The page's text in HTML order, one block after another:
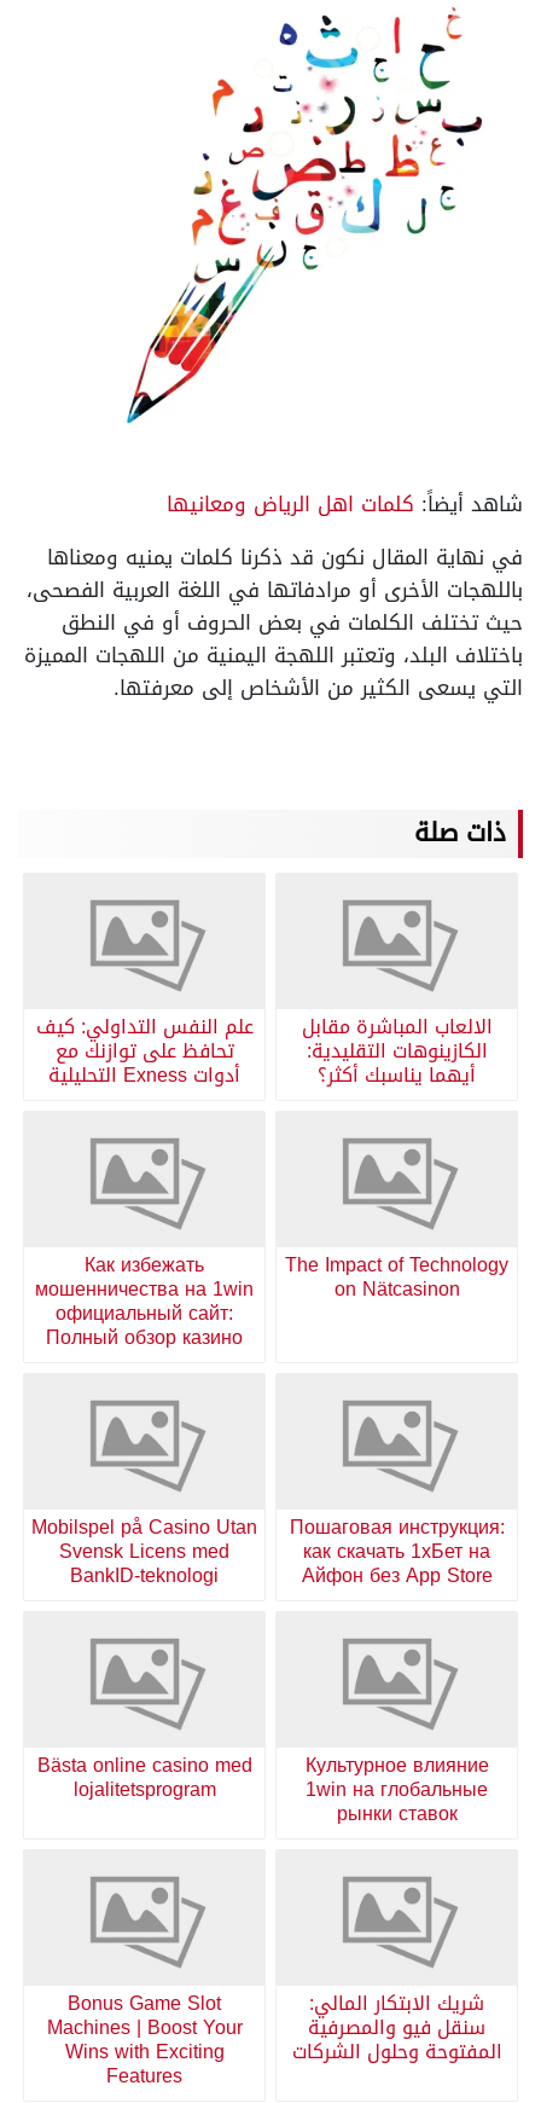
شاهد أيضاً: كلمات اهل الرياض ومعانيها
في نهاية المقال نكون قد ذكرنا كلمات يمنيه ومعناها
باللهجات الأخرى أو مرادفاتها في اللغة العربية الفصحى،
حيث تختلف الكلمات في بعض الحروف أو في النطق
باختلاف البلد، وتعتبر اللهجة اليمنية من اللهجات المميزة
التي يسعى الكثير من الأشخاص إلى معرفتها.
ذات صلة
الالعاب المباشرة مقابل
الكازينوهات التقليدية:
أيهما يناسبك أكثر؟
علم النفس التداولي: كيف
تحافظ على توازنك مع
أدوات Exness التحليلية
The Impact of Technology
on Nätcasinon
Как избежать
мошенничества на 1win
официальный сайт:
Полный обзор казино
Пошаговая инструкция:
как скачать 1хБет на
Айфон без App Store
Mobilspel på Casino Utan
Svensk Licens med
BankID-teknologi
Культурное влияние
1win на глобальные
рынки ставок
Bästa online casino med
lojalitetsprogram
شريك الابتكار المالي:
سنقل فيو والمصرفية
المفتوحة وحلول الشركات
Bonus Game Slot
Machines | Boost Your
Wins with Exciting
Features